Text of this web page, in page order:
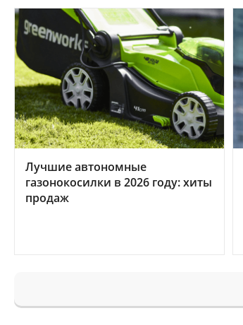
Лучшие автономные
газонокосилки в 2026 году: хиты
продаж